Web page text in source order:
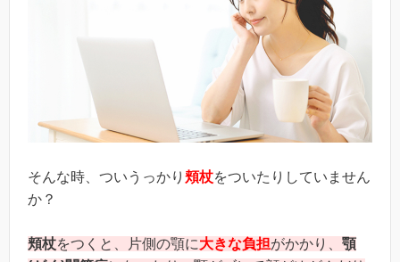
そんな時、ついうっかり 頬杖をついたりしていません
か？
頬杖をつくと、片側の顎に大きな負担がかかり、 顎